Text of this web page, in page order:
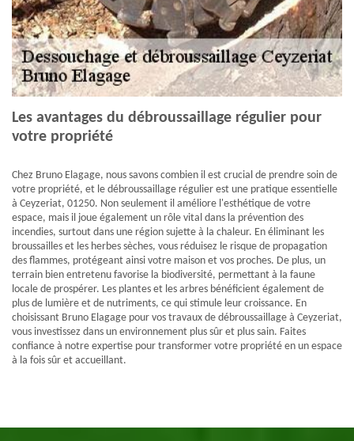
Les avantages du débroussaillage régulier pour
votre propriété
Chez Bruno Elagage, nous savons combien il est crucial de prendre soin de
votre propriété, et le débroussaillage régulier est une pratique essentielle
à Ceyzeriat, 01250. Non seulement il améliore l'esthétique de votre
espace, mais il joue également un rôle vital dans la prévention des
incendies, surtout dans une région sujette à la chaleur. En éliminant les
broussailles et les herbes sèches, vous réduisez le risque de propagation
des flammes, protégeant ainsi votre maison et vos proches. De plus, un
terrain bien entretenu favorise la biodiversité, permettant à la faune
locale de prospérer. Les plantes et les arbres bénéficient également de
plus de lumière et de nutriments, ce qui stimule leur croissance. En
choisissant Bruno Elagage pour vos travaux de débroussaillage à Ceyzeriat,
vous investissez dans un environnement plus sûr et plus sain. Faites
confiance à notre expertise pour transformer votre propriété en un espace
à la fois sûr et accueillant.